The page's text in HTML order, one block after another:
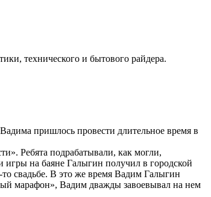
технического и бытового райдера.
пришлось провести длительное время в
Ребята подрабатывали, как могли,
на баяне Галыгин получил в городской
свадьбе. В это же время Вадим Галыгин
марафон», Вадим дважды завоевывал на нем